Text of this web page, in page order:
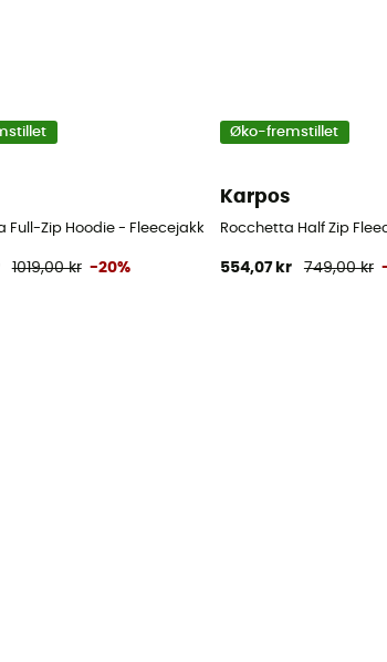
Full-Zip Hoodie - Fleecejakke - Damer
1019,00 kr -20%
Øko-fremstillet
Karpos
Rocchetta Half Zip
554,07 kr 749,00 kr